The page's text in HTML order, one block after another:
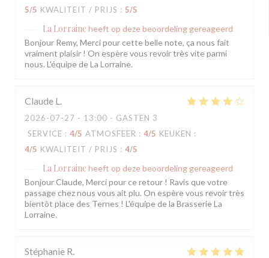
5/5 KWALITEIT / PRIJS : 5/5
La Lorraine heeft op deze beoordeling gereageerd
Bonjour Remy, Merci pour cette belle note, ça nous fait
vraiment plaisir ! On espère vous revoir très vite parmi
nous. L'équipe de La Lorraine.
Claude L
2026-07-27 - 13:00 - GASTEN 3
SERVICE : 4/5 ATMOSFEER : 4/5 KEUKEN :
4/5 KWALITEIT / PRIJS : 4/5
La Lorraine heeft op deze beoordeling gereageerd
Bonjour Claude, Merci pour ce retour ! Ravis que votre
passage chez nous vous ait plu. On espère vous revoir très
bientôt place des Ternes ! L'équipe de la Brasserie La
Lorraine.
Stéphanie R